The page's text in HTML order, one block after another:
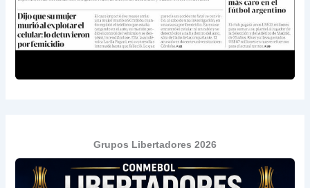
Grupos Libertadores 2026